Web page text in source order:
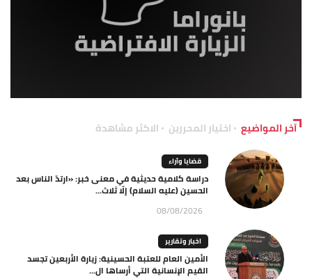
آخر المواضيع اختيار المحررين الاكثر مشاهدة
قضايا وآراء
دراسة كلامية حديثية في معنى خبر: «ارتدّ الناس بعد
الحسين (عليه السلام) إلّا ثلاث...
08/08/2026
اخبار وتقارير
الأمين العام للعتبة الحسينية: زيارة الأربعين تجسد
القيم الإنسانية التي أرساها ال...